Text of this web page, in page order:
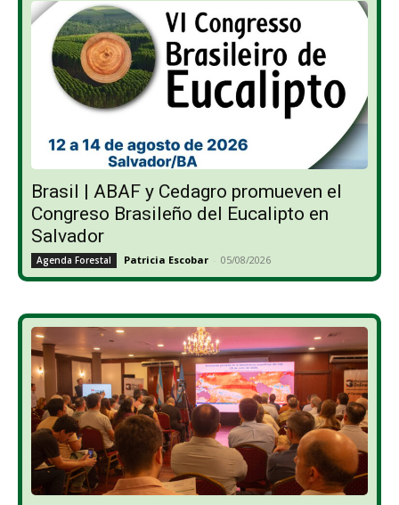
Brasil | ABAF y Cedagro promueven el
Congreso Brasileño del Eucalipto en
Salvador
Agenda Forestal Patricia Escobar - 05/08/2026